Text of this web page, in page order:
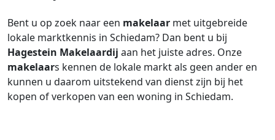
Bent u op zoek naar een makelaar met uitgebreide
lokale marktkennis in Schiedam? Dan bent u bij
Hagestein Makelaardij aan het juiste adres. Onze
makelaars kennen de lokale markt als geen ander en
kunnen u daarom uitstekend van dienst zijn bij het
kopen of verkopen van een woning in Schiedam.